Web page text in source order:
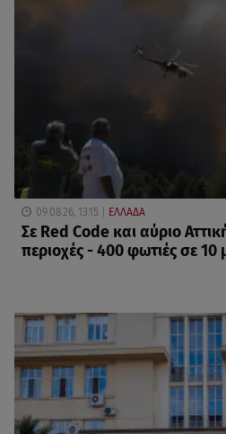
09.08.26, 13:15 ΕΛΛΑΔΑ
Σε Red Code και αύριο
περιοχές - 400 φωτιές σε 10